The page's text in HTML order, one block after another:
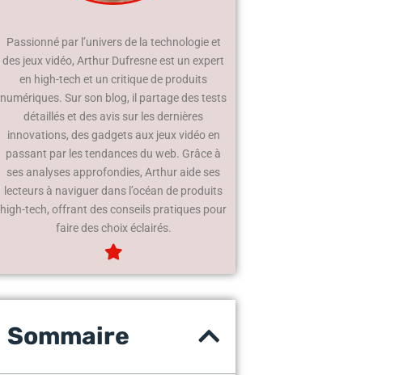
Passionné par l’univers de la technologie et
des jeux vidéo, Arthur Dufresne est un expert
en high-tech et un critique de produits
numériques. Sur son blog, il partage des tests
détaillés et des avis sur les dernières
innovations, des gadgets aux jeux vidéo en
passant par les tendances du web. Grâce à
ses analyses approfondies, Arthur aide ses
lecteurs à naviguer dans l’océan de produits
high-tech, offrant des conseils pratiques pour
faire des choix éclairés.
Sommaire